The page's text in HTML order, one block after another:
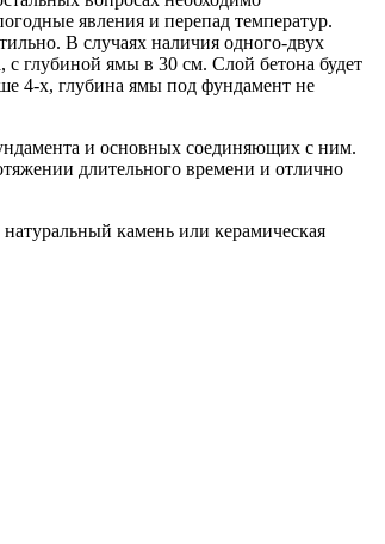
явления и перепад температур.
В случаях наличия одного-двух
с глубиной ямы в 30 см. Слой бетона будет
4-х, глубина ямы под фундамент не
и основных соединяющих с ним.
длительного времени и отлично
камень или керамическая